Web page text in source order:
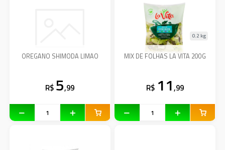
OREGANO SHIMODA LIMAO
R$ 5,99
MIX DE FOLHAS LA VITA 200G
0.2 kg
R$ 11,99